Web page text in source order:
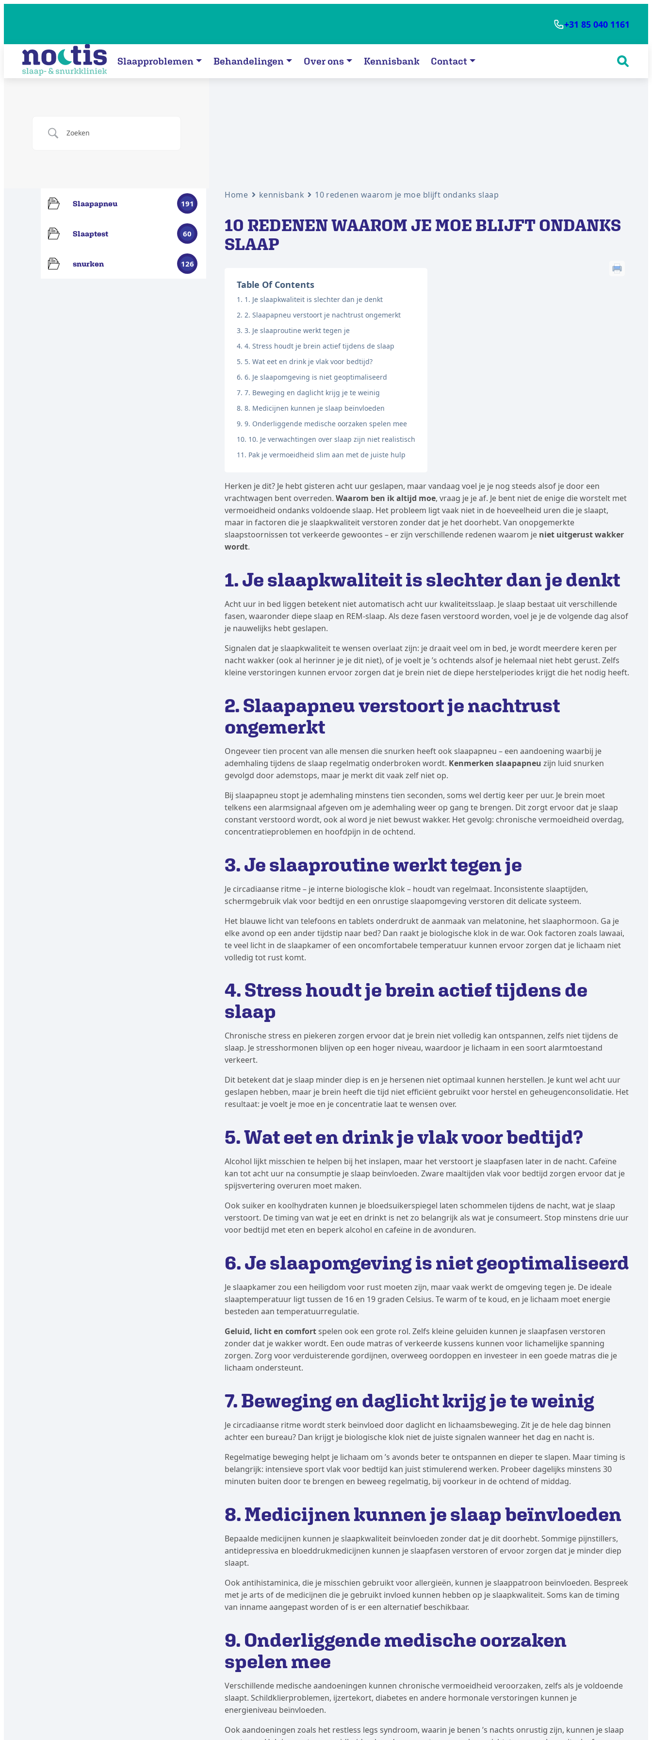
+31 85 040 1161
Slaapproblemen Behandelingen Over ons Kennisbank Contact
Slaapapneu 191
Slaaptest 60
snurken 126
Home kennisbank 10 redenen waarom je moe blijft ondanks slaap
10 REDENEN WAAROM JE MOE BLIJFT ONDANKS
SLAAP
Table Of Contents
1. Je slaapkwaliteit is slechter dan je denkt
2. Slaapapneu verstoort je nachtrust ongemerkt
3. Je slaaproutine werkt tegen je
4. Stress houdt je brein actief tijdens de slaap
5. Wat eet en drink je vlak voor bedtijd?
6. Je slaapomgeving is niet geoptimaliseerd
7. Beweging en daglicht krijg je te weinig
8. Medicijnen kunnen je slaap beïnvloeden
9. Onderliggende medische oorzaken spelen mee
10. Je verwachtingen over slaap zijn niet realistisch
Pak je vermoeidheid slim aan met de juiste hulp
Herken je dit? Je hebt gisteren acht uur geslapen, maar vandaag voel je je nog steeds alsof je door een
vrachtwagen bent overreden.Waarom ben ik altijd moe, vraag je je af. Je bent niet de enige die worstelt met
vermoeidheid ondanks voldoende slaap. Het probleem ligt vaak niet in de hoeveelheid uren die je slaapt,
maar in factoren die je slaapkwaliteit verstoren zonder dat je het doorhebt. Van onopgemerkte
slaapstoornissen tot verkeerde gewoontes – er zijn verschillende redenen waarom je niet uitgerust wakker
wordt.
1. Je slaapkwaliteit is slechter dan je denkt
Acht uur in bed liggen betekent niet automatisch acht uur kwaliteitsslaap. Je slaap bestaat uit verschillende
fasen, waaronder diepe slaap en REM-slaap. Als deze fasen verstoord worden, voel je je de volgende dag alsof
je nauwelijks hebt geslapen.
Signalen dat je slaapkwaliteit te wensen overlaat zijn: je draait veel om in bed, je wordt meerdere keren per
nacht wakker (ook al herinner je je dit niet), of je voelt je ’s ochtends alsof je helemaal niet hebt gerust. Zelfs
kleine verstoringen kunnen ervoor zorgen dat je brein niet de diepe herstelperiodes krijgt die het nodig heeft.
2. Slaapapneu verstoort je nachtrust
ongemerkt
Ongeveer tien procent van alle mensen die snurken heeft ook slaapapneu – een aandoening waarbij je
ademhaling tijdens de slaap regelmatig onderbroken wordt. Kenmerken slaapapneu zijn luid snurken
gevolgd door ademstops, maar je merkt dit vaak zelf niet op.
Bij slaapapneu stopt je ademhaling minstens tien seconden, soms wel dertig keer per uur. Je brein moet
telkens een alarmsignaal afgeven om je ademhaling weer op gang te brengen. Dit zorgt ervoor dat je slaap
constant verstoord wordt, ook al word je niet bewust wakker. Het gevolg: chronische vermoeidheid overdag,
concentratieproblemen en hoofdpijn in de ochtend.
3. Je slaaproutine werkt tegen je
Je circadiaanse ritme – je interne biologische klok – houdt van regelmaat. Inconsistente slaaptijden,
schermgebruik vlak voor bedtijd en een onrustige slaapomgeving verstoren dit delicate systeem.
Het blauwe licht van telefoons en tablets onderdrukt de aanmaak van melatonine, het slaaphormoon. Ga je
elke avond op een ander tijdstip naar bed? Dan raakt je biologische klok in de war. Ook factoren zoals lawaai,
te veel licht in de slaapkamer of een oncomfortabele temperatuur kunnen ervoor zorgen dat je lichaam niet
volledig tot rust komt.
4. Stress houdt je brein actief tijdens de
slaap
Chronische stress en piekeren zorgen ervoor dat je brein niet volledig kan ontspannen, zelfs niet tijdens de
slaap. Je stresshormonen blijven op een hoger niveau, waardoor je lichaam in een soort alarmtoestand
verkeert.
Dit betekent dat je slaap minder diep is en je hersenen niet optimaal kunnen herstellen. Je kunt wel acht uur
geslapen hebben, maar je brein heeft die tijd niet efficiënt gebruikt voor herstel en geheugenconsolidatie. Het
resultaat: je voelt je moe en je concentratie laat te wensen over.
5. Wat eet en drink je vlak voor bedtijd?
Alcohol lijkt misschien te helpen bij het inslapen, maar het verstoort je slaapfasen later in de nacht. Cafeïne
kan tot acht uur na consumptie je slaap beïnvloeden. Zware maaltijden vlak voor bedtijd zorgen ervoor dat je
spijsvertering overuren moet maken.
Ook suiker en koolhydraten kunnen je bloedsuikerspiegel laten schommelen tijdens de nacht, wat je slaap
verstoort. De timing van wat je eet en drinkt is net zo belangrijk als wat je consumeert. Stop minstens drie uur
voor bedtijd met eten en beperk alcohol en cafeïne in de avonduren.
6. Je slaapomgeving is niet geoptimaliseerd
Je slaapkamer zou een heiligdom voor rust moeten zijn, maar vaak werkt de omgeving tegen je. De ideale
slaaptemperatuur ligt tussen de 16 en 19 graden Celsius. Te warm of te koud, en je lichaam moet energie
besteden aan temperatuurregulatie.
Geluid, licht en comfortspelen ook een grote rol. Zelfs kleine geluiden kunnen je slaapfasen verstoren
zonder dat je wakker wordt. Een oude matras of verkeerde kussens kunnen voor lichamelijke spanning
zorgen. Zorg voor verduisterende gordijnen, overweeg oordoppen en investeer in een goede matras die je
lichaam ondersteunt.
7. Beweging en daglicht krijg je te weinig
Je circadiaanse ritme wordt sterk beïnvloed door daglicht en lichaamsbeweging. Zit je de hele dag binnen
achter een bureau? Dan krijgt je biologische klok niet de juiste signalen wanneer het dag en nacht is.
Regelmatige beweging helpt je lichaam om ’s avonds beter te ontspannen en dieper te slapen. Maar timing is
belangrijk: intensieve sport vlak voor bedtijd kan juist stimulerend werken. Probeer dagelijks minstens 30
minuten buiten door te brengen en beweeg regelmatig, bij voorkeur in de ochtend of middag.
8. Medicijnen kunnen je slaap beïnvloeden
Bepaalde medicijnen kunnen je slaapkwaliteit beïnvloeden zonder dat je dit doorhebt. Sommige pijnstillers,
antidepressiva en bloeddrukmedicijnen kunnen je slaapfasen verstoren of ervoor zorgen dat je minder diep
slaapt.
Ook antihistaminica, die je misschien gebruikt voor allergieën, kunnen je slaappatroon beïnvloeden. Bespreek
met je arts of de medicijnen die je gebruikt invloed kunnen hebben op je slaapkwaliteit. Soms kan de timing
van inname aangepast worden of is er een alternatief beschikbaar.
9. Onderliggende medische oorzaken
spelen mee
Verschillende medische aandoeningen kunnen chronische vermoeidheid veroorzaken, zelfs als je voldoende
slaapt. Schildklierproblemen, ijzertekort, diabetes en andere hormonale verstoringen kunnen je
energieniveau beïnvloeden.
Ook aandoeningen zoals het restless legs syndroom, waarin je benen ’s nachts onrustig zijn, kunnen je slaap